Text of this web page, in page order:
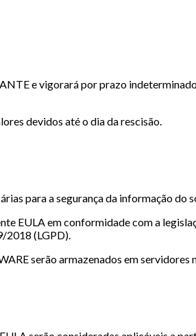
e vigorará por prazo
devidos até o dia da rescisão.
para a segurança da informação
EULA em conformidade com a
2018 (LGPD).
serão armazenados em